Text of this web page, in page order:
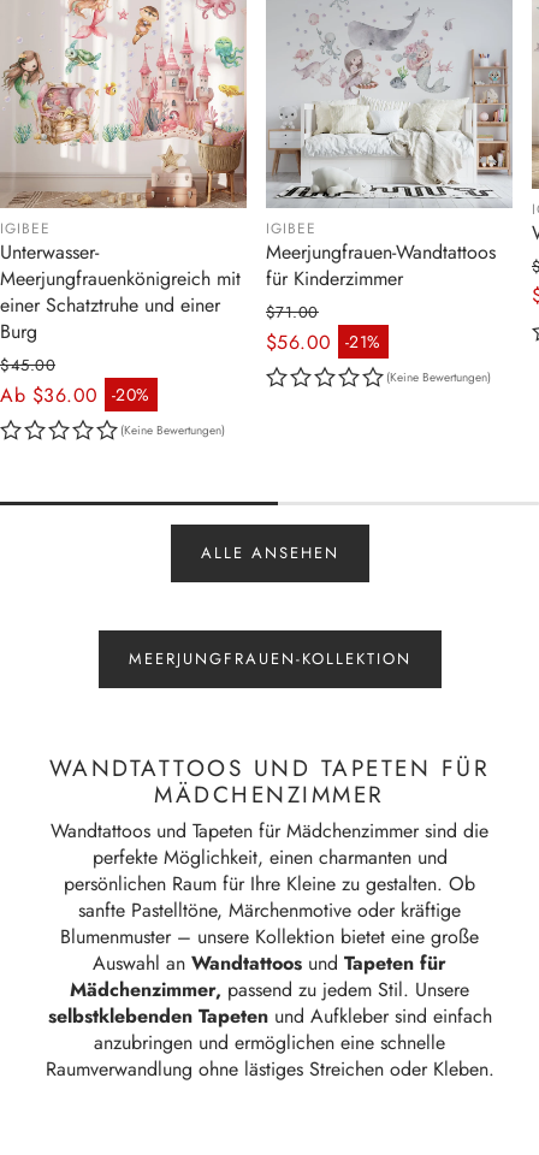
IGIBEE
Unterwasser-
Meerjungfrauenkönigreich mit
einer Schatztruhe und einer
Burg
Ab $36.00 -20%
Verkaufspreis
Normaler Preis
$45.00
(Keine Bewertungen)
IGIBEE
Meerjungfrauen-Wandtattoos
für Kinderzimmer
$56.00 -21%
Verkaufspreis
Normaler Preis
$71.00
(Keine Bewertungen)
ALLE ANSEHEN
MEERJUNGFRAUEN-KOLLEKTION
WANDTATTOOS UND TAPETEN FÜR
MÄDCHENZIMMER
Wandtattoos und Tapeten für Mädchenzimmer sind die
perfekte Möglichkeit, einen charmanten und
persönlichen Raum für Ihre Kleine zu gestalten. Ob
sanfte Pastelltöne, Märchenmotive oder kräftige
Blumenmuster – unsere Kollektion bietet eine große
Auswahl an Wandtattoos und Tapeten für
Mädchenzimmer, passend zu jedem Stil. Unsere
selbstklebenden Tapetenund Aufkleber sind einfach
anzubringen und ermöglichen eine schnelle
Raumverwandlung ohne lästiges Streichen oder Kleben.